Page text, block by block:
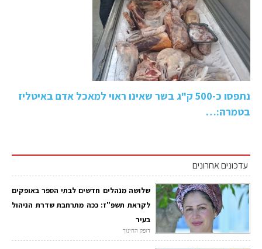
נתפסו כ-500 ק"ג בשר שאינו ראוי למאכל אדם באיטליז
בטמרה:…
עדכונים אחרונים
שלושה מנהלים חדשים לבתי הספר באופקים
לקראת תשפ"ז: ככה מתרחבת שדרת הניהול
בעיר
דופק החינוך